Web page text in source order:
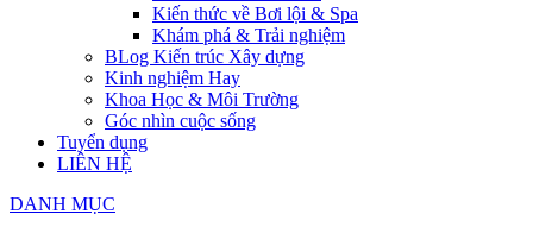
Kiến thức về Bơi lội & Spa
Khám phá & Trải nghiệm
BLog Kiến trúc Xây dựng
Kinh nghiệm Hay
Khoa Học & Môi Trường
Góc nhìn cuộc sống
Tuyển dụng
LIÊN HỆ
DANH MỤC